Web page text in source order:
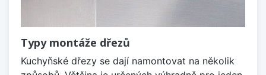
Typy montáže dřezů
Kuchyňské dřezy se dají namontovat na několik